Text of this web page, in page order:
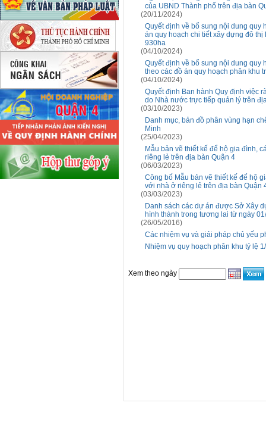
của UBND Thành phố trên địa bàn
(20/11/2024)
Quyết định về bổ sung nội dung quy
án quy hoạch chi tiết xây dựng đô
930ha
(04/10/2024)
Quyết định về bổ sung nội dung quy
theo các đồ án quy hoạch phân khu
(04/10/2024)
Quyết định Ban hành Quy định việc
do Nhà nước trực tiếp quản lý trên
(03/10/2023)
Danh mục, bản đồ phân vùng hạn
Minh
(25/04/2023)
Mẫu bản vẽ thiết kế để hộ gia đình,
riêng lẻ trên địa bàn Quận 4
(06/03/2023)
Công bố Mẫu bản vẽ thiết kế để hộ
với nhà ở riêng lẻ trên địa bàn Quận
(03/03/2023)
Danh sách các dự án được Sở Xây
hình thành trong tương lai từ ngày
(26/05/2016)
Các nhiệm vụ và giải pháp chủ yếu
Nhiệm vụ quy hoạch phân khu tỷ lệ
Xem theo ngày